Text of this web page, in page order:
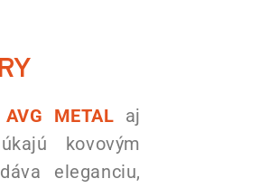
AVG METAL aj
kovovým
eleganciu,